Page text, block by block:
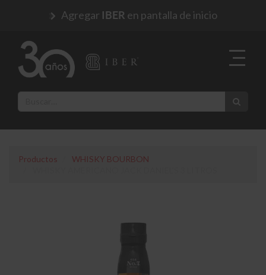
Agregar IBER en pantalla de inicio
Productos
WHISKY BOURBON